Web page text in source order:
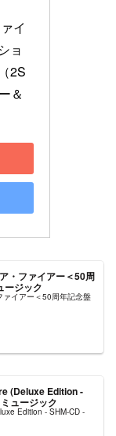
イ
ョ
2S
＆
・ファイアー＜50周
ージック
イアー＜50周年記念盤
(Deluxe Edition -
ュージック
Edition - SHM-CD -